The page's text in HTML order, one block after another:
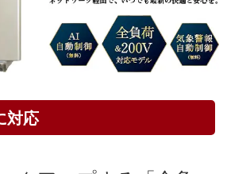
対応